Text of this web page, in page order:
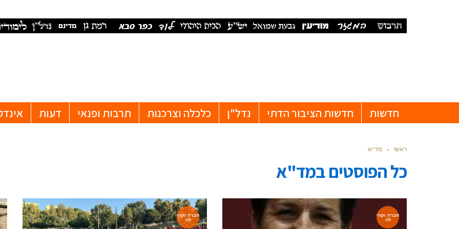
חדשות חדשות הציבור הדתי נדל"ן כלכלה וצרכנות תרבות ופנאי דעות
ראשי » מד"א
כל הפוסטים במד"א
חברה וקהי
לה
חברה וקהי
לה